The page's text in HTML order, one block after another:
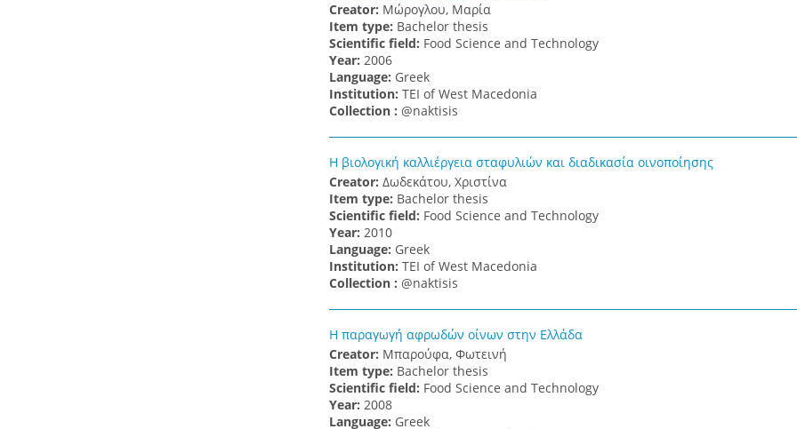
Creator: Μώρογλου, Μαρία
Item type: Bachelor thesis
Scientific field: Food Science and Technology
Υear: 2006
Language: Greek
Institution: TEI of West Macedonia
Collection : @naktisis
Η βιολογική καλλιέργεια σταφυλιών και διαδικασία οινοποίησης
Creator: Δωδεκάτου, Χριστίνα
Item type: Bachelor thesis
Scientific field: Food Science and Technology
Υear: 2010
Language: Greek
Institution: TEI of West Macedonia
Collection : @naktisis
Η παραγωγή αφρωδών οίνων στην Ελλάδα
Creator: Μπαρούφα, Φωτεινή
Item type: Bachelor thesis
Scientific field: Food Science and Technology
Υear: 2008
Language: Greek